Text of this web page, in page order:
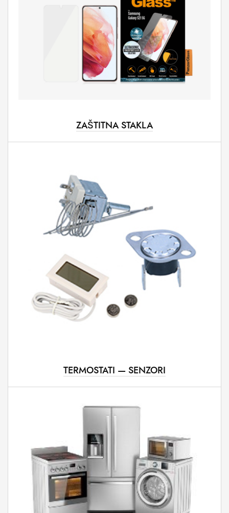
ZAŠTITNA STAKLA
TERMOSTATI — SENZORI